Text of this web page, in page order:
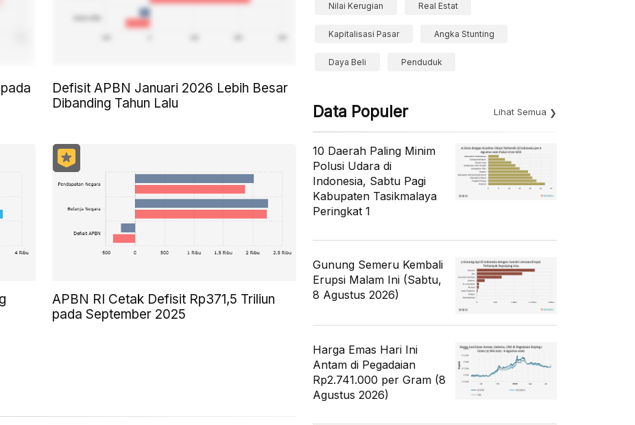
Defisit APBN Januari 2026 Lebih Besar
Dibanding Tahun Lalu
APBN RI Cetak Defisit Rp371,5 Triliun
pada September 2025
Nilai Kerugian Real Estat
Kapitalisasi Pasar Angka Stunting
Daya Beli Penduduk
Data Populer Lihat Semua
10 Daerah Paling Minim
Polusi Udara di
Indonesia, Sabtu Pagi
Kabupaten Tasikmalaya
Peringkat 1
Gunung Semeru Kembali
Erupsi Malam Ini (Sabtu,
8 Agustus 2026)
Harga Emas Hari Ini
Antam di Pegadaian
Rp2.741.000 per Gram (8
Agustus 2026)